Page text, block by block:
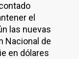
el
las nuevas
Nacional de
en dólares